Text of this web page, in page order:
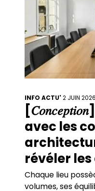
INFO ACTU'2 JUIN 2026
avec les
révéler les
Chaque lieu
volumes, ses